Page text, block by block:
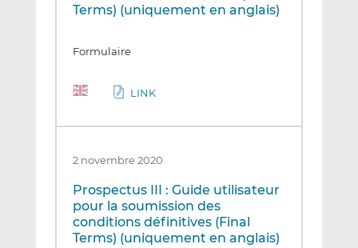
Terms) (uniquement en anglais)
Formulaire
LINK
2 novembre 2020
Prospectus III : Guide utilisateur
pour la soumission des
conditions définitives (Final
Terms) (uniquement en anglais)